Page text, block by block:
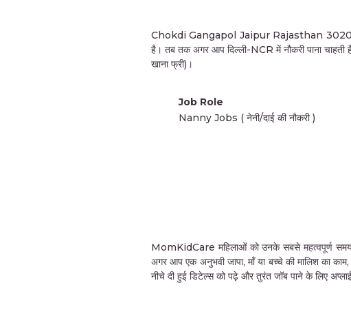
Chokdi Gangapol Jaipur Rajasthan 302002
है। तब तक अगर आप दिल्ली-NCR में नौकरी पाना
खाना फ्री)।
Job Role
Nanny Jobs ( नेनी/दाई की नौकरी )
MomKidCare महिलाओं को उनके सबसे महत्वपूर्ण समय
अगर आप एक अनुभवी जापा, माँ या बच्चे की मालिश का
नीचे दी हुई डिटेल्स को पढ़े और तुरंत जॉब पाने के लिए